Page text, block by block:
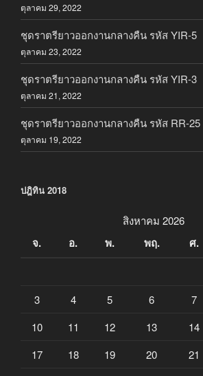
ตุลาคม 29, 2022
ชุดราตรียาวออกงานกลางคืน รหัส YIR-5
ตุลาคม 23, 2022
ชุดราตรียาวออกงานกลางคืน รหัส YIR-3
ตุลาคม 21, 2022
ชุดราตรียาวออกงานกลางคืน รหัส RR-25
ตุลาคม 19, 2022
ปฎิทิน 2018
สิงหาคม 2026
จ. อ. พ. พฤ. ศ.
3
4 5 6 7
10
11 12 13 14
17
18 19 20 21